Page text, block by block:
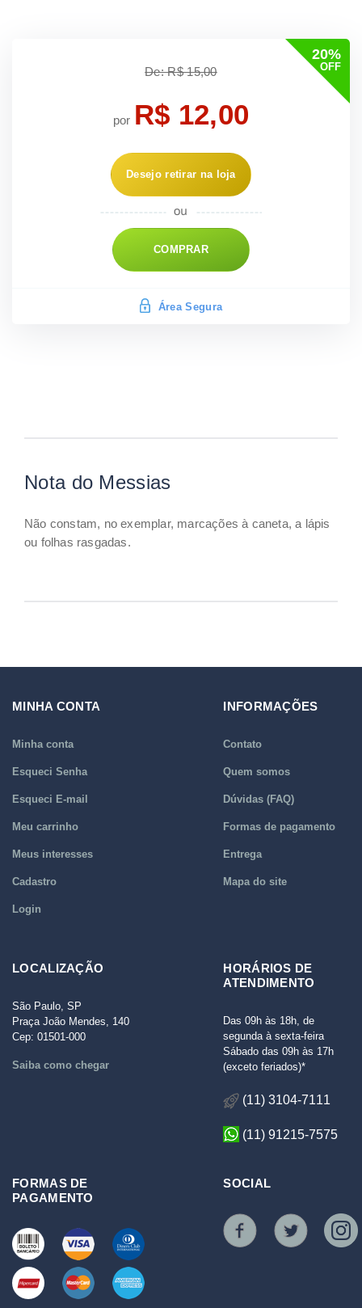
20%
OFF
De: R$ 15,00
por R$ 12,00
Desejo retirar na loja
COMPRAR
Área Segura
Nota do Messias
Não constam, no exemplar, marcações à caneta, a lápis
ou folhas rasgadas.
MINHA CONTA
Minha conta
Esqueci Senha
Esqueci E-mail
Meu carrinho
Meus interesses
Cadastro
Login
INFORMAÇÕES
Contato
Quem somos
Dúvidas (FAQ)
Formas de pagamento
Entrega
Mapa do site
LOCALIZAÇÃO
São Paulo, SP
Praça João Mendes, 140
Cep: 01501-000
Saiba como chegar
HORÁRIOS DE
ATENDIMENTO
Das 09h às 18h, de
segunda à sexta-feira
Sábado das 09h às 17h
(exceto feriados)*
(11) 3104-7111
(11) 91215-7575
FORMAS DE
PAGAMENTO
SOCIAL